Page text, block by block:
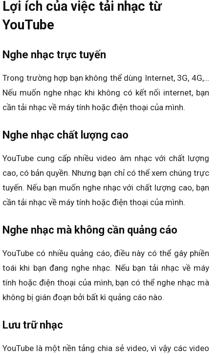
Lợi ích của việc tải nhạc từ
YouTube
Nghe nhạc trực tuyến
Trong trường hợp bạn không thể dùng Internet, 3G, 4G,…
Nếu muốn nghe nhạc khi không có kết nối internet, bạn
cần tải nhạc về máy tính hoặc điện thoại của mình.
Nghe nhạc chất lượng cao
YouTube cung cấp nhiều video âm nhạc với chất lượng
cao, có bản quyền. Nhưng bạn chỉ có thể xem chúng trực
tuyến. Nếu bạn muốn nghe nhạc với chất lượng cao, bạn
cần tải nhạc về máy tính hoặc điện thoại của mình.
Nghe nhạc mà không cần quảng cáo
YouTube có nhiều quảng cáo, điều này có thể gây phiền
toái khi bạn đang nghe nhạc. Nếu bạn tải nhạc về máy
tính hoặc điện thoại của mình, bạn có thể nghe nhạc mà
không bị gián đoạn bởi bất kì quảng cáo nào.
Lưu trữ nhạc
YouTube là một nền tảng chia sẻ video, vì vậy các video